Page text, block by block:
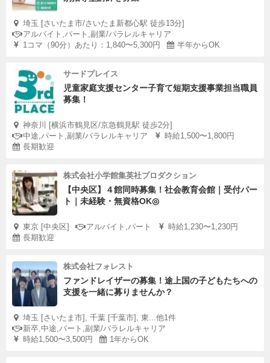
埼玉 [さいたま市/さいたま新都心駅 徒歩13分]
アルバイト,パート,副業/パラレルキャリア
1コマ（90分）あたり：1,840〜5,300円
半年からOK
サードプレイス
児童家庭支援センター子育て短期支援事業担当職員
募集！
神奈川 [横浜市鶴見区/京急鶴見駅 徒歩2分]
中途,パート,副業/パラレルキャリア
時給1,500〜1,800円
長期歓迎
株式会社小学館集英社プロダクション
【中央区】４館同時募集！社会教育会館｜受付パー
ト｜未経験・無資格OK◎
東京 [中央区] アルバイト,パート
時給1,230〜1,230円
長期歓迎
株式会社フォレスト
ファンドレイザーの募集！途上国の子どもたちへの
支援を一緒に募りませんか？
埼玉 [さいたま市], 千葉 [千葉市], 東...他1件
新卒,中途,パート,副業/パラレルキャリア
時給1,500〜3,500円
1年からOK